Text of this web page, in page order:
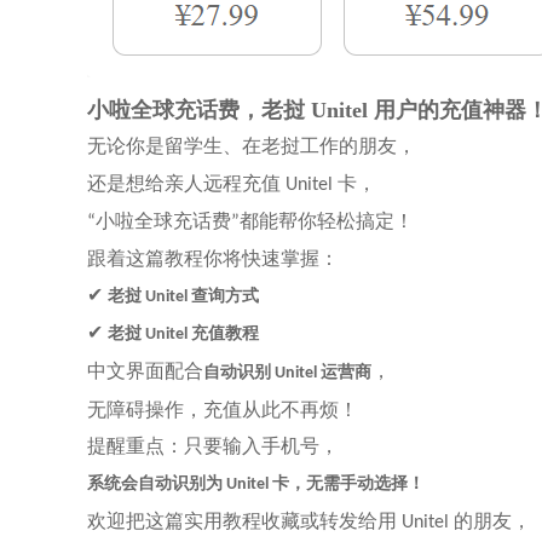
小啦全球充话费，老挝 Unitel 用户的充值神器
无论你是留学生、在老挝工作的朋友，
还是想给亲人远程充值 Unitel 卡，
“小啦全球充话费”都能帮你轻松搞定！
跟着这篇教程你将快速掌握：
✔ 老挝 Unitel 查询方式
✔ 老挝 Unitel 充值教程
中文界面配合 自动识别 Unitel 运营商 ，
无障碍操作，充值从此不再烦！
提醒重点：只要输入手机号，
系统会自动识别为 Unitel 卡，无需手动选择！
欢迎把这篇实用教程收藏或转发给用 Unitel 的朋友，